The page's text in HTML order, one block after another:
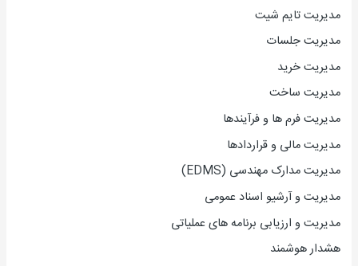
مدیریت تایم شیت
مدیریت جلسات
مدیریت خرید
مدیریت ساخت
مدیریت فرم ها و فرآیندها
مدیریت مالی و قراردادها
مدیریت مدارک مهندسی (EDMS)
مدیریت و آرشیو اسناد عمومی
مدیریت و ارزیابی برنامه های عملیاتی
هشدار هوشمند